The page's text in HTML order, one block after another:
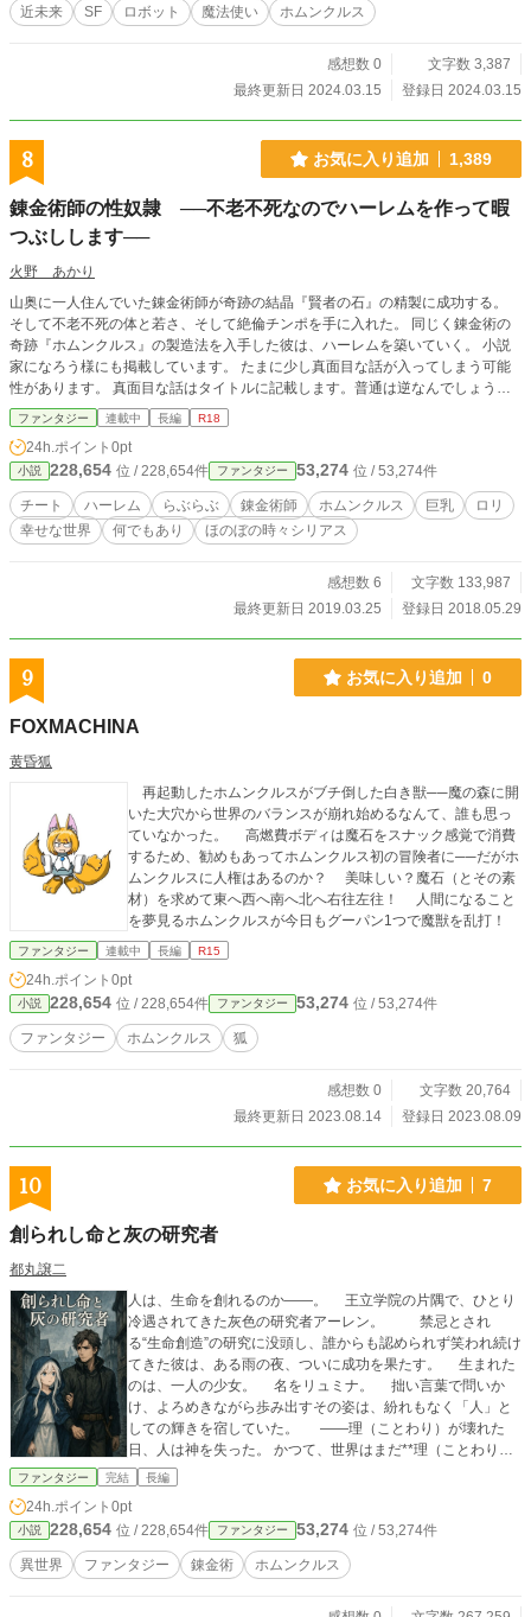
近未来 SF ロボット 魔法使い ホムンクルス
感想数 0
文字数 3,387
最終更新日 2024.03.15
登録日 2024.03.15
8 お気に入り追加 1,389
錬金術師の性奴隷 ──不老不死なのでハーレムを作って暇
つぶしします──
火野 あかり
山奥に一人住んでいた錬金術師が奇跡の結晶『賢者の石』の精製に成功する。
そして不老不死の体と若さ、そして絶倫チンポを手に入れた。 同じく錬金術の
奇跡『ホムンクルス』の製造法を入手した彼は、ハーレムを築いていく。 小説
家になろう様にも掲載しています。 たまに少し真面目な話が入ってしまう可能
性があります。 真面目な話はタイトルに記載します。普通は逆なんでしょうけ
どね。 ハッピーになっていくお話です。主人公は優しい男です。 暗い話がメイ
ンのストーリーラインなので、その辺が苦手な方はあわないかもしれません。
二章からちょっと明るくなっていきます。あくまで幸せになっていくお話です。
ファンタジー 連載中 長編 R18
24h.ポイント 0pt
小説 228,654 位 / 228,654件 ファンタジー 53,274 位 / 53,274件
チート ハーレム らぶらぶ 錬金術師 ホムンクルス 巨乳
ロリ
幸せな世界
何でもあり ほのぼの時々シリアス
感想数 6
文字数 133,987
最終更新日 2019.03.25
登録日 2018.05.29
9 お気に入り追加 0
FOXMACHINA
黄昏狐
再起動したホムンクルスがブチ倒した白き獣──魔の森に開
いた大穴から世界のバランスが崩れ始めるなんて、誰も思っ
ていなかった。 高燃費ボディは魔石をスナック感覚で消費
するため、勧めもあってホムンクルス初の冒険者に──だがホ
ムンクルスに人権はあるのか？ 美味しい？魔石（とその素
材）を求めて東へ西へ南へ北へ右往左往！ 人間になること
を夢見るホムンクルスが今日もグーパン1つで魔獣を乱打！
ファンタジー 連載中 長編 R15
24h.ポイント 0pt
小説 228,654 位 / 228,654件 ファンタジー 53,274 位 / 53,274件
ファンタジー ホムンクルス 狐
感想数 0
文字数 20,764
最終更新日 2023.08.14
登録日 2023.08.09
10 お気に入り追加 7
創られし命と灰の研究者
都丸譲二
人は、生命を創れるのか――。 王立学院の片隅で、ひとり
冷遇されてきた灰色の研究者アーレン。 禁忌とされ
る“生命創造”の研究に没頭し、誰からも認められず笑われ続け
てきた彼は、ある雨の夜、ついに成功を果たす。 生まれた
のは、一人の少女。 名をリュミナ。 拙い言葉で問いか
け、よろめきながら歩み出すその姿は、紛れもなく「人」と
しての輝きを宿していた。 ――理（ことわり）が壊れた
日、人は神を失った。 かつて、世界はまだ**理（ことわり）*
*を信じていた。 それは祈りでも魔法でもない、 世界そのも
それは奇跡であり、そして――世界の終わりの始まりだっ
た。 理は歪み、国は崩壊する。 灰に沈んだ世界で、二人はま
だ“生きている理由”を探している。 ――理は命を拒まない。
拒んでいるのは、いつだって人の方だ―― これは「創られ
ファンタジー 完結 長編
24h.ポイント 0pt
小説 228,654 位 / 228,654件 ファンタジー 53,274 位 / 53,274件
異世界 ファンタジー 錬金術 ホムンクルス